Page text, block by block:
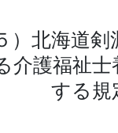
）北海道剣
介護福祉
する規